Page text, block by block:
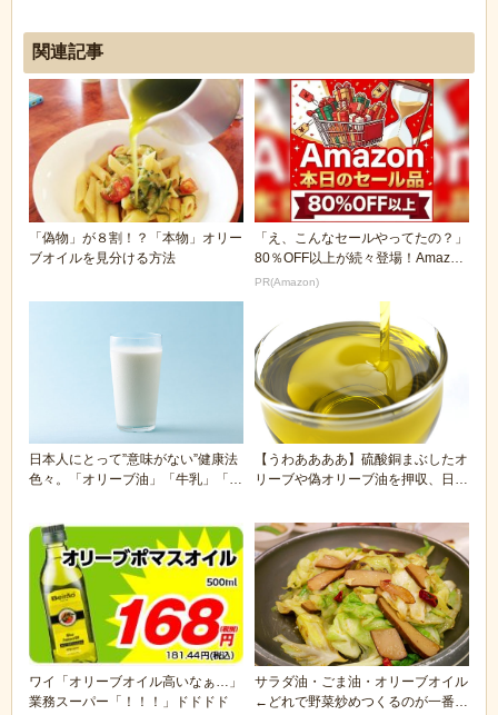
関連記事
「偽物」が８割！？「本物」オリー
ブオイルを見分ける方法
「え、こんなセールやってたの？」
80％OFF以上が続々登場！Amazon
の本気が...
PR(Amazon)
日本人にとって”意味がない”健康法
色々。「オリーブ油」「牛乳」「し
【うわああああ】硫酸銅まぶしたオ
リーブや偽オリーブ油を押収、日本
ワイ「オリーブオイル高いなぁ…」
業務スーパー「！！！」ドドドド
サラダ油・ごま油・オリーブオイル
←どれで野菜炒めつくるのが一番美